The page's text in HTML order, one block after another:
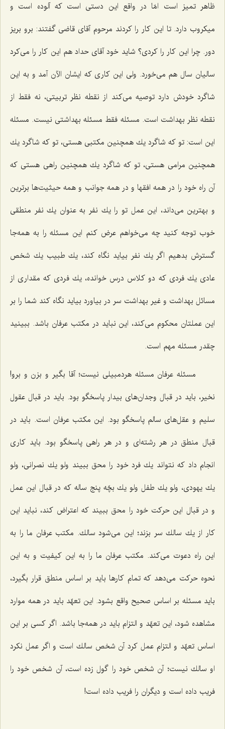
ظاهر تمیز است امّا در واقع این دستی است كه آلوده است و
میكروب دارد. تا این كار را كردند مرحوم آقای قاضی گفتند: برو بریز
دور. چرا این كار را كردی؟ شاید خود آقای حداد هم این كار را می‌كرد
سالیان سال هم می‌خورد. ولی این كاری كه ایشان الآن آمد و به این
شاگرد خودش دارد توصیه می‌كند از نقطه نظر تربیتی، نه فقط از
نقطه نظر بهداشت است. مسئله فقط مسئله بهداشتی نیست. مسئله
این است: تو كه شاگرد یك همچنین مكتبی هستی، تو كه شاگرد یك
همچنین مرامی هستی، تو كه شاگرد یك همچنین راهی هستی كه
آن راه خود را در همه افقها و در همه جوانب و همه حیثیت‌ها برترین
و بهترین می‌داند، این عمل تو را یك نفر به عنوان یك نفر منطقی
خوب توجه كنید چه می‌خواهم عرض كنم این مسئله را به همه‌جا
گسترش بدهیم اگر یك نفر بیاید نگاه كند، یك طبیب یك شخص
عادی یك فردی كه دو كلاس درس خوانده، یك فردی كه مقداری از
مسائل بهداشت و غیر بهداشت سر در بیاورد بیاید نگاه كند شما را بر
این عملتان محكوم می‌كند، این نباید در مكتب عرفان باشد. ببینید
چقدر مسئله مهم است.
مسئله عرفان مسئله هردمبیلی نیست؛ آقا بگیر و بزن و برو!
نخیر، باید در قبال وجدان‌های بیدار پاسخگو بود. باید در قبال عقول
سلیم و عقل‌های سالم پاسخگو بود. این مكتب عرفان است. باید در
قبال منطق در هر رشته‌ای و در هر راهی پاسخگو بود. باید كاری
انجام داد كه نتواند یك فرد خود را محق ببیند ولو یك نصرانی، ولو
یك یهودی، ولو یك طفل ولو یك بچّه پنج ساله كه در قبال این عمل
و در قبال این حركت خود را محق ببیند كه اعتراض كند، نباید این
كار از یك سالك سر بزند؛ این می‌شود سالك. مكتب عرفان ما را به
این راه دعوت می‌كند. مكتب عرفان ما را به این كیفیت و به این
نحوه حركت می‌دهد كه تمام كارها باید بر اساس منطق قرار بگیرد،
باید مسئله بر اساس صحیح واقع بشود. این تعهّد باید در همه موارد
مشاهده شود، این تعهّد و التزام باید در همه‌جا باشد. اگر كسی بر این
اساس تعهّد و التزام عمل كرد آن شخص سالك است و اگر عمل نكرد
او سالك نیست؛ آن شخص خود را گول زده است، آن شخص خود را
فریب داده است و دیگران را فریب داده است!